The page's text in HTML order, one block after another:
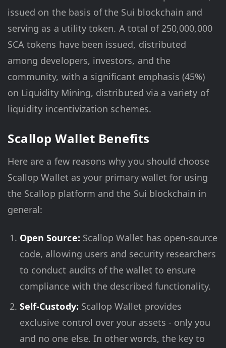
issued on the basis of the Sui blockchain and
serving as a utility token. A total of 250,000,000
SCA tokens have been issued, distributed
among developers, investors, and the
community, with a significant emphasis (45%)
on Liquidity Mining, distributed via a variety of
liquidity incentivization schemes.
Scallop Wallet Benefits
Here are a few reasons why you should choose
Scallop Wallet as your primary wallet for using
the Scallop platform and the Sui blockchain in
general:
Open Source: Scallop Wallet has open-source
code, allowing users and security researchers
to conduct audits of the wallet to ensure
compliance with the described functionality.
Self-Custody: Scallop Wallet provides
exclusive control over your assets - only you
and no one else. In other words, the key to